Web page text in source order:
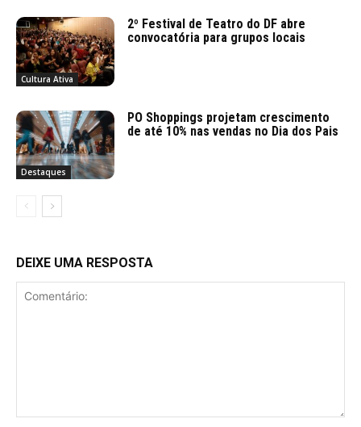
Cultura Ativa
2º Festival de Teatro do DF abre
convocatória para grupos locais
Destaques
PO Shoppings projetam crescimento
de até 10% nas vendas no Dia dos Pais
DEIXE UMA RESPOSTA